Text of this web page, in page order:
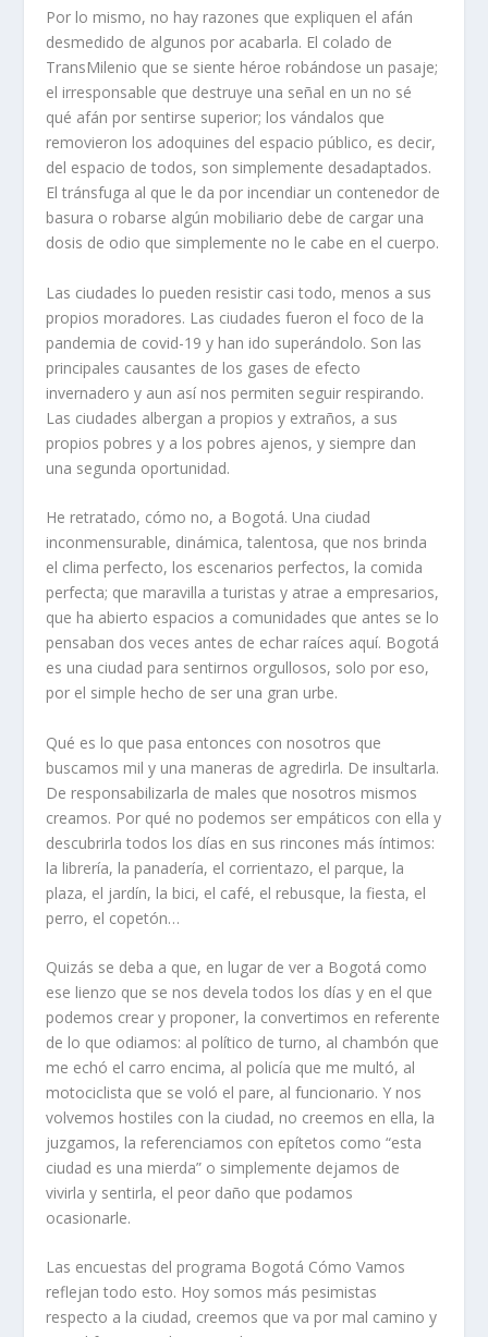
Por lo mismo, no hay razones que expliquen el afán
desmedido de algunos por acabarla. El colado de
TransMilenio que se siente héroe robándose un pasaje;
el irresponsable que destruye una señal en un no sé
qué afán por sentirse superior; los vándalos que
removieron los adoquines del espacio público, es decir,
del espacio de todos, son simplemente desadaptados.
El tránsfuga al que le da por incendiar un contenedor de
basura o robarse algún mobiliario debe de cargar una
dosis de odio que simplemente no le cabe en el cuerpo.
Las ciudades lo pueden resistir casi todo, menos a sus
propios moradores. Las ciudades fueron el foco de la
pandemia de covid-19 y han ido superándolo. Son las
principales causantes de los gases de efecto
invernadero y aun así nos permiten seguir respirando.
Las ciudades albergan a propios y extraños, a sus
propios pobres y a los pobres ajenos, y siempre dan
una segunda oportunidad.
He retratado, cómo no, a Bogotá. Una ciudad
inconmensurable, dinámica, talentosa, que nos brinda
el clima perfecto, los escenarios perfectos, la comida
perfecta; que maravilla a turistas y atrae a empresarios,
que ha abierto espacios a comunidades que antes se lo
pensaban dos veces antes de echar raíces aquí. Bogotá
es una ciudad para sentirnos orgullosos, solo por eso,
por el simple hecho de ser una gran urbe.
Qué es lo que pasa entonces con nosotros que
buscamos mil y una maneras de agredirla. De insultarla.
De responsabilizarla de males que nosotros mismos
creamos. Por qué no podemos ser empáticos con ella y
descubrirla todos los días en sus rincones más íntimos:
la librería, la panadería, el corrientazo, el parque, la
plaza, el jardín, la bici, el café, el rebusque, la fiesta, el
perro, el copetón…
Quizás se deba a que, en lugar de ver a Bogotá como
ese lienzo que se nos devela todos los días y en el que
podemos crear y proponer, la convertimos en referente
de lo que odiamos: al político de turno, al chambón que
me echó el carro encima, al policía que me multó, al
motociclista que se voló el pare, al funcionario. Y nos
volvemos hostiles con la ciudad, no creemos en ella, la
juzgamos, la referenciamos con epítetos como “esta
ciudad es una mierda” o simplemente dejamos de
vivirla y sentirla, el peor daño que podamos
ocasionarle.
Las encuestas del programa Bogotá Cómo Vamos
reflejan todo esto. Hoy somos más pesimistas
respecto a la ciudad, creemos que va por mal camino y